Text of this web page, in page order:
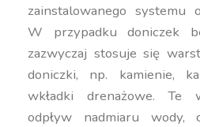
zainstalowanego systemu
W przypadku doniczek
zazwyczaj stosuje się
doniczki, np. kamienie,
wkładki drenażowe. Te
odpływ nadmiaru wody,